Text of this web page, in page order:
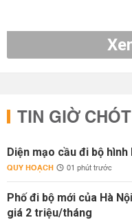
TIN GIỜ CHÓT
Diện mạo cầu đi bộ
QUY HOẠCH 01 phút trước
Phố đi bộ mới của Hà
giá 2 triệu/tháng